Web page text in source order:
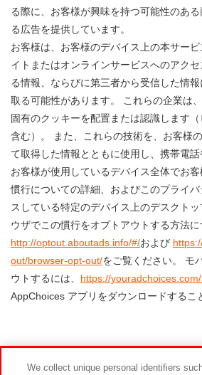
る際に、お客様が興味を持つ可能性のあ
る広告を提供しています。
お客様は、お客様のデバイス上の本サー
イトまたはオンラインサービスへのアク
る情報、ならびに第三者から受信した情
取る可能性があります。 これらの企業は
固有のクッキーを配置または認識します
含む）。 また、これらの技術を、お客様
て取得した情報とともに使用し、携帯電話
お客様が使用しているデバイス全体でお
慣行についての詳細、およびこのプライ
スしている特定のデバイス上のデスクト
ウザでこの慣行をオプトアウトする方法に
http://optout.aboutads.info/#/および
out/browser-opt-out/をご覧ください。 モ
ウトするには、 https://
AppChoices アプリをダウンロードするこ
12. 裁判管轄及び国境を越えた取
We collect unique personal identifiers